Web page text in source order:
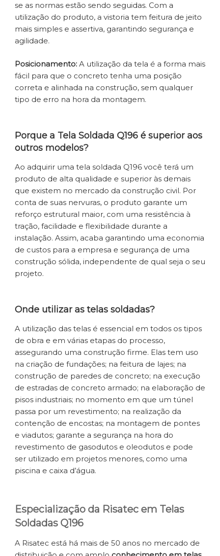
se as normas estão sendo seguidas. Com a
utilização do produto, a vistoria tem feitura de jeito
mais simples e assertiva, garantindo segurança e
agilidade.
Posicionamento: A utilização da tela é a forma mais
fácil para que o concreto tenha uma posição
correta e alinhada na construção, sem qualquer
tipo de erro na hora da montagem.
Porque a Tela Soldada Q196 é superior aos
outros modelos?
Ao adquirir uma tela soldada Q196 você terá um
produto de alta qualidade e superior às demais
que existem no mercado da construção civil. Por
conta de suas nervuras, o produto garante um
reforço estrutural maior, com uma resistência à
tração, facilidade e flexibilidade durante a
instalação. Assim, acaba garantindo uma economia
de custos para a empresa e segurança de uma
construção sólida, independente de qual seja o seu
projeto.
Onde utilizar as telas soldadas?
A utilização das telas é essencial em todos os tipos
de obra e em várias etapas do processo,
assegurando uma construção firme. Elas tem uso
na criação de fundações; na feitura de lajes; na
construção de paredes de concreto; na execução
de estradas de concreto armado; na elaboração de
pisos industriais; no momento em que um túnel
passa por um revestimento; na realização da
contenção de encostas; na montagem de pontes
e viadutos; garante a segurança na hora do
revestimento de gasodutos e oleodutos e pode
ser utilizado em projetos menores, como uma
piscina e caixa d’água.
Especialização da Risatec em Telas
Soldadas Q196
A Risatec está há mais de 50 anos no mercado de